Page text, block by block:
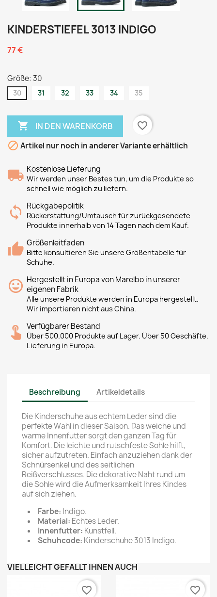
KINDERSTIEFEL 3013 INDIGO
77 €
Größe: 30
30 31 32 33 34 35
 IN DEN WARENKORB
favorite_border
 Artikel nur noch in anderer Variante erhältlich
Kostenlose Lieferung
Wir werden unser Bestes tun, um die Produkte so
schnell wie möglich zu liefern.
Rückgabepolitik
Rückerstattung/Umtausch für zurückgesendete
Produkte innerhalb von 14 Tagen nach dem Kauf.
Größenleitfaden
Bitte konsultieren Sie unsere Größentabelle für
Schuhe.
Hergestellt in Europa von Marelbo in unserer
eigenen Fabrik
Alle unsere Produkte werden in Europa hergestellt.
Wir importieren nicht aus China.
Verfügbarer Bestand
Über 500.000 Produkte auf Lager. Über 50 Geschäfte.
Lieferung in Europa.
Beschreibung Artikeldetails
Die Kinderschuhe aus echtem Leder sind die
perfekte Wahl in dieser Saison. Das weiche und
warme Innenfutter sorgt den ganzen Tag für
Komfort. Die leichte und rutschfeste Sohle hilft,
sicher aufzutreten. Einfach anzuziehen dank der
Schnürsenkel und des seitlichen
Reißverschlusses. Die dekorative Naht rund um
die Sohle wird die Aufmerksamkeit Ihres Kindes
auf sich ziehen.
Farbe: Indigo.
Material: Echtes Leder.
Innenfutter: Kunstfell.
Schuhcode: Kinderschuhe 3013 Indigo.
VIELLEICHT GEFÄLLT IHNEN AUCH
favorite_border favorite_border